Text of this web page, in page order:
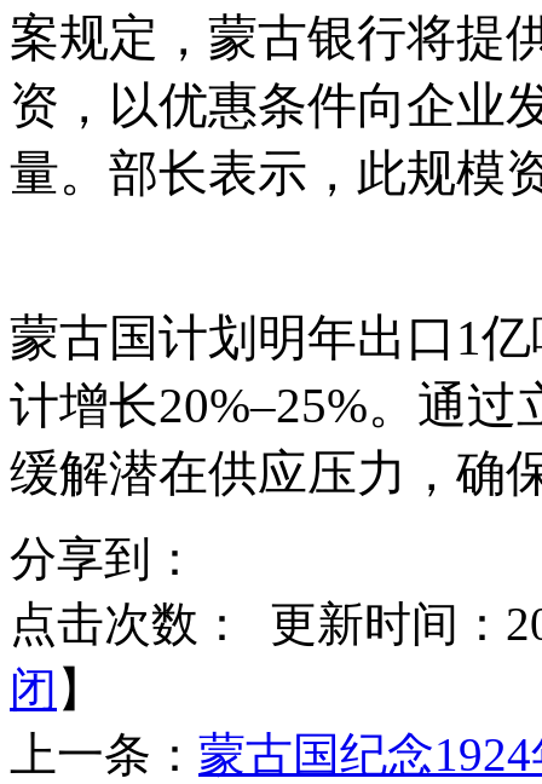
案规定，蒙古银行将提
资，以优惠条件向企业
量。部长表示，此规模
蒙古国计划明年出口 1
计增长20%–25%。通
缓解潜在供应压力，确
分享到：
点击次数：
更新时间：
闭 】
上一条： 蒙古国纪念